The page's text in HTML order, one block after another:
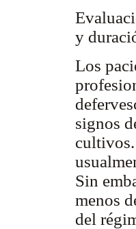
y
Los
signos
Sin
menos
del